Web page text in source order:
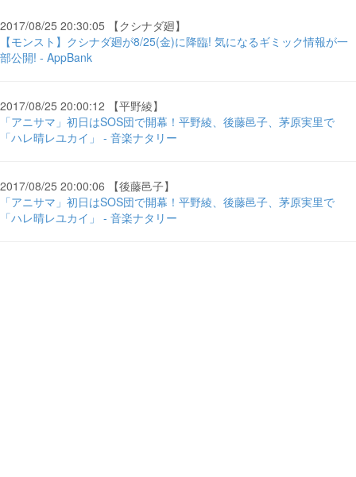
2017/08/25 20:30:05 【クシナダ廻】
【モンスト】クシナダ廻が8/25(金)に降臨! 気になるギミック情報が一
部公開! - AppBank
2017/08/25 20:00:12 【平野綾】
「アニサマ」初日はSOS団で開幕！平野綾、後藤邑子、茅原実里で
「ハレ晴レユカイ」 - 音楽ナタリー
2017/08/25 20:00:06 【後藤邑子】
「アニサマ」初日はSOS団で開幕！平野綾、後藤邑子、茅原実里で
「ハレ晴レユカイ」 - 音楽ナタリー